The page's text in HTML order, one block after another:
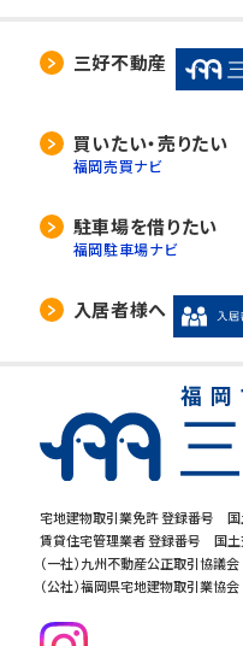
宅地建物取引業免許 登録番号 国
賃貸住宅管理業者 登録番号 国土
（一社）九州不動産公正取引協議
（公社）福岡県宅地建物取引業協
三好不動産
買いたい・売りたい
福岡売買ナビ
駐車場を借りたい
福岡駐車場ナビ
入居者様へ